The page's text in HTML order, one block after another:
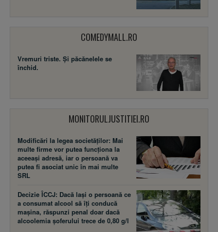
COMEDYMALL.RO
Vremuri triste. Şi păcănelele se
închid.
MONITORULJUSTITIEI.RO
Modificări la legea societăţilor: Mai
multe firme vor putea funcţiona la
aceeaşi adresă, iar o persoană va
putea fi asociat unic în mai multe
SRL
Decizie ÎCCJ: Dacă laşi o persoană ce
a consumat alcool să îţi conducă
maşina, răspunzi penal doar dacă
alcoolemia şoferului trece de 0,80 g/l